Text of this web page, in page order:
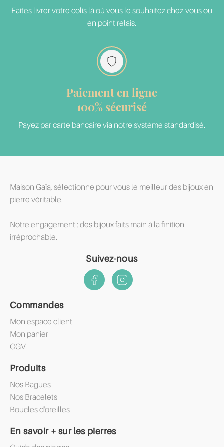
Faites livrer votre colis là où vous le souhaitez chez-vous ou
en point relais.
Paiement en ligne
100% sécurisé
Payez par carte bancaire via notre système standardisé.
Maison Gaïa, sélectionne pour vous le meilleur des bijoux en
pierre véritable.
Notre engagement : des bijoux faits main à la finition
irréprochable.
Commandes
Mon espace client
Mon panier
CGV
Produits
Nos Bagues
Nos Bracelets
Boucles d'oreilles
Suivez-nous
En savoir + sur les pierres